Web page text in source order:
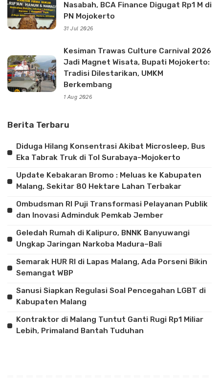
Nasabah, BCA Finance Digugat Rp1 M di
PN Mojokerto
31 Jul 2026
Kesiman Trawas Culture Carnival 2026
Jadi Magnet Wisata, Bupati Mojokerto:
Tradisi Dilestarikan, UMKM
Berkembang
1 Aug 2026
Berita Terbaru
Diduga Hilang Konsentrasi Akibat Microsleep, Bus
Eka Tabrak Truk di Tol Surabaya-Mojokerto
Update Kebakaran Bromo : Meluas ke Kabupaten
Malang, Sekitar 80 Hektare Lahan Terbakar
Ombudsman RI Puji Transformasi Pelayanan Publik
dan Inovasi Adminduk Pemkab Jember
Geledah Rumah di Kalipuro, BNNK Banyuwangi
Ungkap Jaringan Narkoba Madura–Bali
Semarak HUR RI di Lapas Malang, Ada Porseni Bikin
Semangat WBP
Sanusi Siapkan Regulasi Soal Pencegahan LGBT di
Kabupaten Malang
Kontraktor di Malang Tuntut Ganti Rugi Rp1 Miliar
Lebih, Primaland Bantah Tuduhan